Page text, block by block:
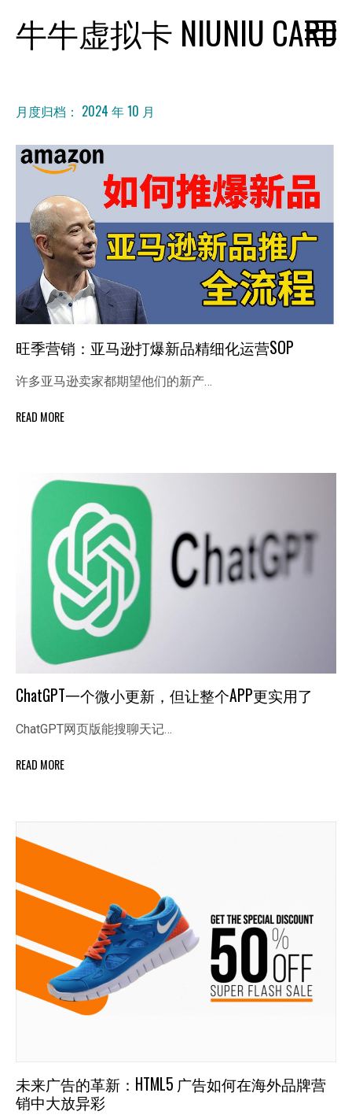
content牛牛虚拟卡 NIUNIU CARD
月度归档： 2024 年 10 月
旺季营销：亚马逊打爆新品精细化运营SOP
许多亚马逊卖家都期望他们的新产…
READ MORE
ChatGPT一个微小更新，但让整个APP更实用了
ChatGPT网页版能搜聊天记…
READ MORE
未来广告的革新：HTML5 广告如何在海外品牌营
销中大放异彩